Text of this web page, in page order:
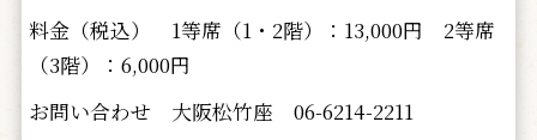
料金（税込） 1等席（1・2階）：13,000円 2等席
（3階）：6,000円
お問い合わせ 大阪松竹座 06-6214-2211